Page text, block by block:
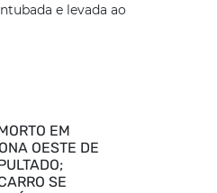
e levada ao
EM
OESTE DE
SE